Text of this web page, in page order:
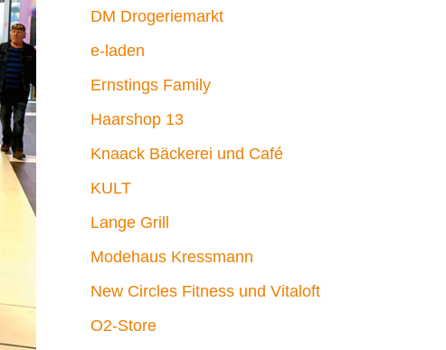
DM Drogeriemarkt
e-laden
Ernstings Family
Haarshop 13
Knaack Bäckerei und Café
KULT
Lange Grill
Modehaus Kressmann
New Circles Fitness und Vitaloft
O2-Store